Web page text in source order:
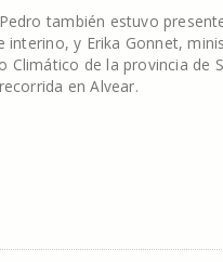
también estuvo
interino, y Erika Gonnet,
Climático de la provincia de
en Alvear.